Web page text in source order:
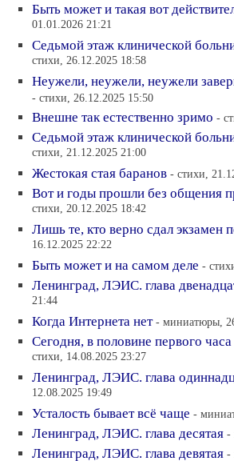
Быть может и такая вот
01.01.2026 21:21
Седьмой этаж клинической
стихи, 26.12.2025 18:58
Неужели, неужели, неужели
- стихи, 26.12.2025 15:50
Внешне так естественно зримо -
Седьмой этаж клинической
стихи, 21.12.2025 21:00
Жестокая стая баранов - стихи,
Вот и годы прошли без общения
стихи, 20.12.2025 18:42
Лишь те, кто верно сдал экзамен
16.12.2025 22:22
Быть может и на самом деле -
Ленинград, ЛЭИС. глава
21:44
Когда Интернета нет - миниатюры,
Сегодня, в половине первого
стихи, 14.08.2025 23:27
Ленинград, ЛЭИС. глава
12.08.2025 19:49
Усталость бывает всё чаще -
Ленинград, ЛЭИС. глава десятая -
Ленинград, ЛЭИС. глава девятая -